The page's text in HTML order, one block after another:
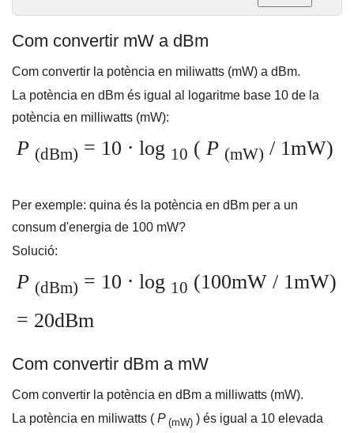
Com convertir mW a dBm
Com convertir la potència en miliwatts (mW) a dBm.
La potència en dBm és igual al logaritme base 10 de la
potència en milliwatts (mW):
P (dBm) = 10 ⋅ log 10 ( P (mW) / 1mW)
Per exemple: quina és la potència en dBm per a un
consum d'energia de 100 mW?
Solució:
P (dBm) = 10 ⋅ log 10 (100mW / 1mW)
= 20dBm
Com convertir dBm a mW
Com convertir la potència en dBm a milliwatts (mW).
La potència en miliwatts ( P (mW) ) és igual a 10 elevada